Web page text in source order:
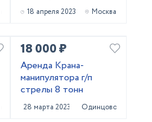
18 апреля 2023 Москва
18 000 ₽
Аренда Крана-
манипулятора г/п
стрелы 8 тонн
28 марта 2023 Одинцово